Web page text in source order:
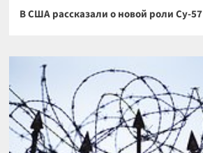
В США рассказали о новой роли Су-57